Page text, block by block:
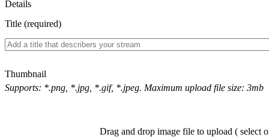
Details
Title (required)
Thumbnail
Supports: *.png, *.jpg, *.gif, *.jpeg. Maximum upload file size: 3mb
Drag and drop image file to upload ( select